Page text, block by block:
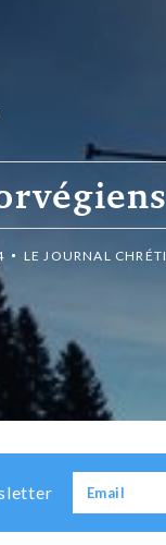
17 JUIN 2023
Previous
Next